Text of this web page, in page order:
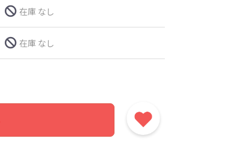
在庫 なし
在庫 なし